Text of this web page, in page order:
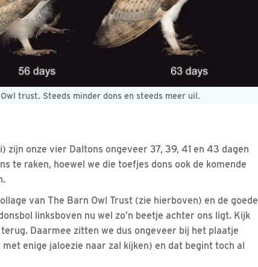
trust. Steeds minder dons en steeds meer uil.
onze vier Daltons ongeveer 37, 39, 41 en 43 dagen
te raken, hoewel we die toefjes dons ook de komende
van The Barn Owl Trust (zie hierboven) en de goede
linksboven nu wel zo’n beetje achter ons ligt. Kijk
terug. Daarmee zitten we dus ongeveer bij het plaatje
enige jaloezie naar zal kijken) en dat begint toch al